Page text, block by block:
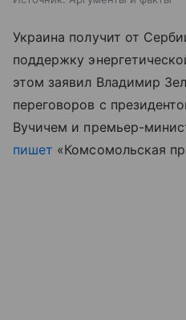
Украина получит от
поддержку
этом заявил Владимир
переговоров с
Вучичем и премьер-
пишет «Комсомольская